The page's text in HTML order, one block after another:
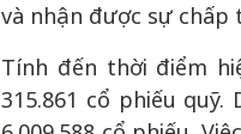
và nhận được sự chấp
Tính đến thời điểm
315.861 cổ phiếu